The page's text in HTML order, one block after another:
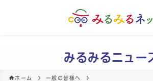
みるみるニュー
ホーム 一般の皆様へ